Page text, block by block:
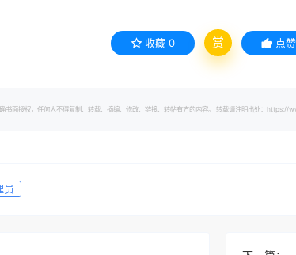
收藏 0 赏 点赞
书面授权，任何人不得复制、转载、摘编、修改、链接、转帖有方的内容。 转载请注明出处：
员